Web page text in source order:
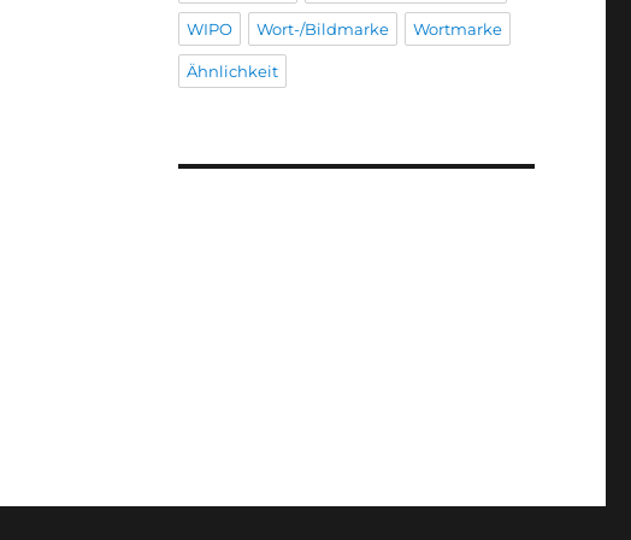
WIPO Wort-/Bildmarke Wortmarke
Ähnlichkeit